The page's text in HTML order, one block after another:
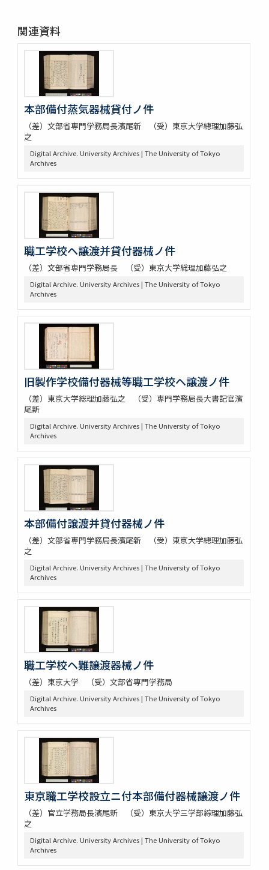
関連資料
本部備付蒸気器械貸付ノ件
（差）文部省専門学務局長濱尾新 （受）東京大学總理加藤弘
之
Digital Archive. University Archives | The University of Tokyo
Archives
職工学校ヘ譲渡并貸付器械ノ件
（差）文部省専門学務局長 （受）東京大学総理加藤弘之
Digital Archive. University Archives | The University of Tokyo
Archives
旧製作学校備付器械等職工学校ヘ譲渡ノ件
（差）東京大学総理加藤弘之 （受）専門学務局長大書記官濱
尾新
Digital Archive. University Archives | The University of Tokyo
Archives
本部備付譲渡并貸付器械ノ件
（差）文部省専門学務局長濱尾新 （受）東京大学總理加藤弘
之
Digital Archive. University Archives | The University of Tokyo
Archives
職工学校ヘ難譲渡器械ノ件
（差）東京大学 （受）文部省専門学務局
Digital Archive. University Archives | The University of Tokyo
Archives
東京職工学校設立ニ付本部備付器械譲渡ノ件
（差）官立学務局長濱尾新 （受）東京大学三学部綜理加藤弘
之
Digital Archive. University Archives | The University of Tokyo
Archives